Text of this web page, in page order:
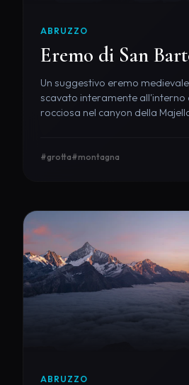
ABRUZZO
Eremo di San
Un suggestivo eremo
scavato interamente all'interno
rocciosa nel canyon della
#grotta#montagna
ABRUZZO